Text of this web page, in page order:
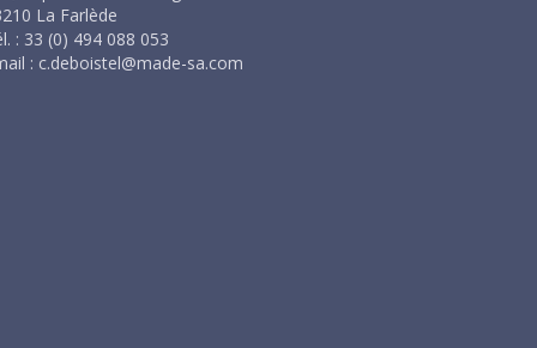
La Farlède
: 33 (0) 494 088 053
: c.deboistel@made-sa.com